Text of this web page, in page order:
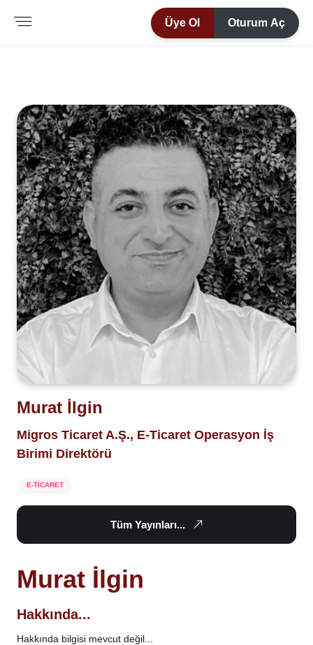
Üye Ol Oturum Aç
Murat İlgin
Migros Ticaret A.Ş., E-Ticaret Operasyon İş
Birimi Direktörü
E-TİCARET
Tüm Yayınları...
Murat İlgin
Hakkında...
Hakkında bilgisi mevcut değil...